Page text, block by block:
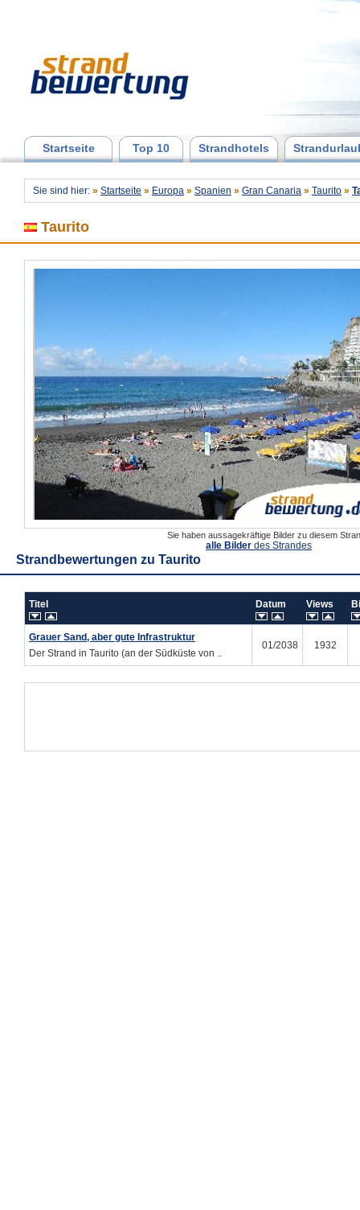
Startseite Top 10 Strandhotels
Sie sind hier: » Startseite » Europa » Spanien » Gran Canaria » Taurito »
Taurito
Sie haben aussagekräftige Bilder zu diesem
alle Bilder des Strandes
Strandbewertungen zu Taurito
Titel Datum Views
Grauer Sand, aber gute Infrastruktur
Der Strand in Taurito (an der Südküste von ..
01/2038 1932